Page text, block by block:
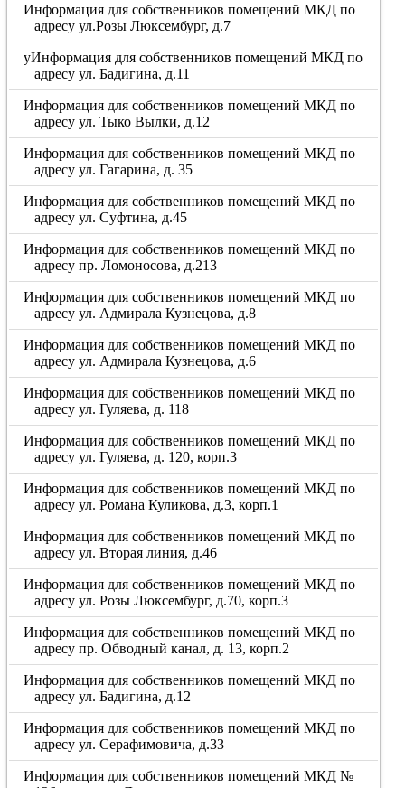
Информация для собственников помещений МКД по
адресу ул.Розы Люксембург, д.7
уИнформация для собственников помещений МКД по
адресу ул. Бадигина, д.11
Информация для собственников помещений МКД по
адресу ул. Тыко Вылки, д.12
Информация для собственников помещений МКД по
адресу ул. Гагарина, д. 35
Информация для собственников помещений МКД по
адресу ул. Суфтина, д.45
Информация для собственников помещений МКД по
адресу пр. Ломоносова, д.213
Информация для собственников помещений МКД по
адресу ул. Адмирала Кузнецова, д.8
Информация для собственников помещений МКД по
адресу ул. Адмирала Кузнецова, д.6
Информация для собственников помещений МКД по
адресу ул. Гуляева, д. 118
Информация для собственников помещений МКД по
адресу ул. Гуляева, д. 120, корп.3
Информация для собственников помещений МКД по
адресу ул. Романа Куликова, д.3, корп.1
Информация для собственников помещений МКД по
адресу ул. Вторая линия, д.46
Информация для собственников помещений МКД по
адресу ул. Розы Люксембург, д.70, корп.3
Информация для собственников помещений МКД по
адресу пр. Обводный канал, д. 13, корп.2
Информация для собственников помещений МКД по
адресу ул. Бадигина, д.12
Информация для собственников помещений МКД по
адресу ул. Серафимовича, д.33
Информация для собственников помещений МКД №